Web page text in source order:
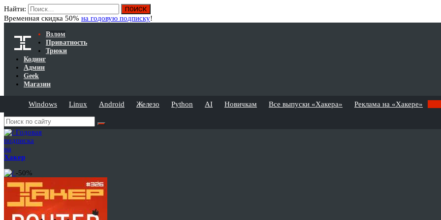
Найти:
Временная скидка 50% на годовую подписку!
Взлом
Приватность
Трюки
Кодинг
Админ
Geek
Магазин
Windows Linux Android Железо Python AI Новичкам Все выпуски «Хакера» Реклама на «Хакере»
Годовая
подписка
на
Хакер
-50%